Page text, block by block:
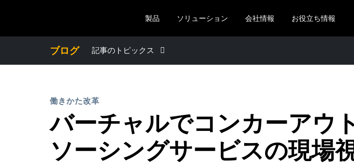
製品
ソリューション 会社情報 お役立ち情報
México (Español)
Brasil (Português)
ブログ 記事のトピックス
電子帳簿保存法・インボイス制度
働きかた改革
バーチャルでコンカーアウ
ソーシングサービスの現場